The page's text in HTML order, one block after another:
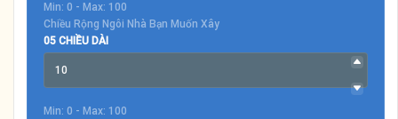
Min: 0 - Max: 100
Chiều Rộng Ngôi Nhà Bạn Muốn Xây
05 CHIỀU DÀI
Min: 0 - Max: 100